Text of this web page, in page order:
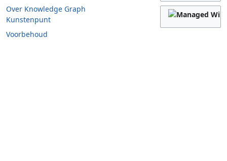
Over Knowledge Graph
Kunstenpunt
Voorbehoud